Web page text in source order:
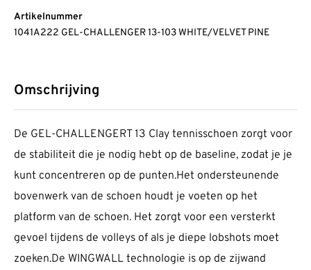
Artikelnummer
1041A222 GEL-CHALLENGER 13-103 WHITE/VELVET PINE
Omschrijving
De GEL-CHALLENGERT 13 Clay tennisschoen zorgt voor
de stabiliteit die je nodig hebt op de baseline, zodat je je
kunt concentreren op de punten.Het ondersteunende
bovenwerk van de schoen houdt je voeten op het
platform van de schoen. Het zorgt voor een versterkt
gevoel tijdens de volleys of als je diepe lobshots moet
zoeken.De WINGWALL technologie is op de zijwand